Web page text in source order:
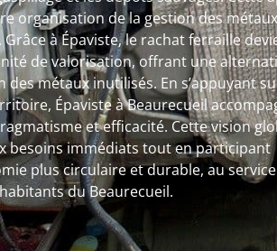
organisation de la gestion des
Grâce à Épaviste, le rachat ferraille
de valorisation, offrant une
des métaux inutilisés. En s’appuyant
Épaviste à Beaurecueil
et efficacité. Cette vision
besoins immédiats tout en participant
plus circulaire et durable, au
du Beaurecueil.